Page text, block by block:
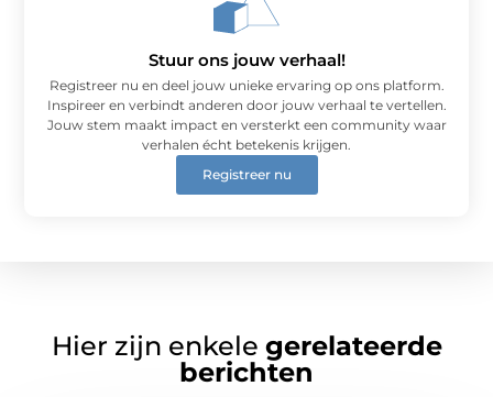
Stuur ons jouw verhaal!
Registreer nu en deel jouw unieke ervaring op ons platform.
Inspireer en verbindt anderen door jouw verhaal te vertellen.
Jouw stem maakt impact en versterkt een community waar
verhalen écht betekenis krijgen.
Registreer nu
Hier zijn enkele gerelateerde
berichten